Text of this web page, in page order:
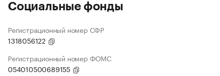
Социальные фонды
Регистрационный номер СФР
1318056122
Регистрационный номер ФОМС
054010500689155